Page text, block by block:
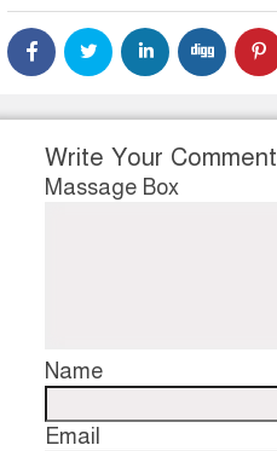
Write Your Comment
Massage Box
Name
Email